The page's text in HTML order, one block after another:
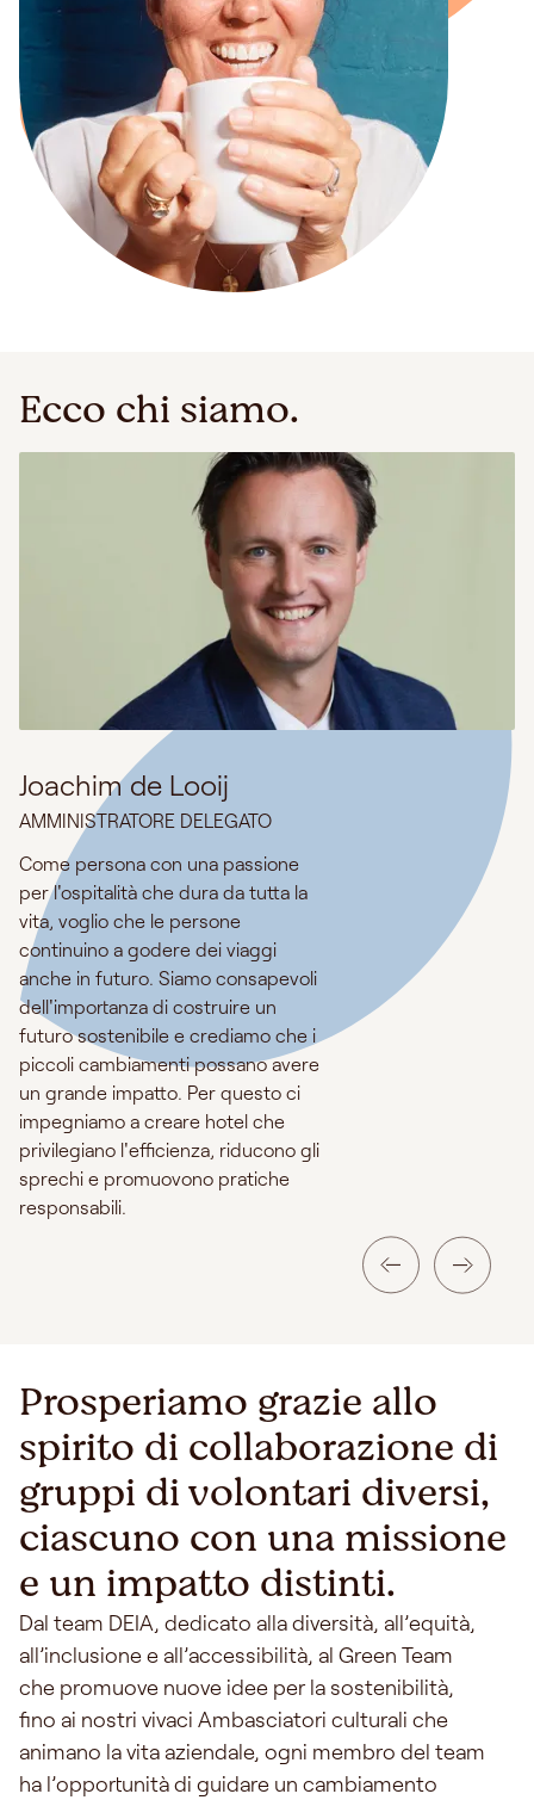
Ecco chi siamo.
Joachim de Looij
AMMINISTRATORE DELEGATO
Come persona con una passione
per l'ospitalità che dura da tutta la
vita, voglio che le persone
continuino a godere dei viaggi
anche in futuro. Siamo consapevoli
dell'importanza di costruire un
futuro sostenibile e crediamo che i
piccoli cambiamenti possano avere
un grande impatto. Per questo ci
impegniamo a creare hotel che
privilegiano l'efficienza, riducono gli
sprechi e promuovono pratiche
responsabili.
Prosperiamo grazie allo
spirito di collaborazione di
gruppi di volontari diversi,
ciascuno con una missione
e un impatto distinti.
Dal team DEIA, dedicato alla diversità, all’equità,
all’inclusione e all’accessibilità, al Green Team
che promuove nuove idee per la sostenibilità,
fino ai nostri vivaci Ambasciatori culturali che
animano la vita aziendale, ogni membro del team
ha l’opportunità di guidare un cambiamento